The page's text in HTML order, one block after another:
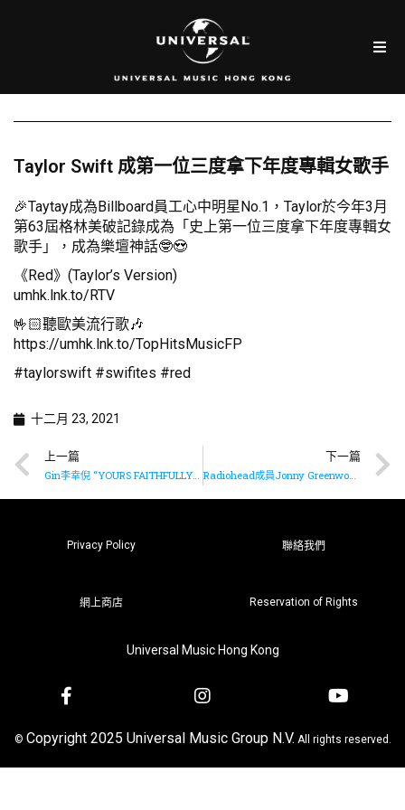
Taylor Swift 成第一位三度拿下年度專輯女歌手
🎉Taytay成為Billboard員工心中明星No.1，Taylor於今年3月
第63屆格林美破記錄成為「史上第一位三度拿下年度專輯女
歌手」，成為樂壇神話🤓😍
《Red》(Taylor’s Version)
umhk.lnk.to/RTV
🤟🏻聽歐美流行歌🎶
https://umhk.lnk.to/TopHitsMusicFP
#taylorswift #swifites #red
十二月 23, 2021
上一篇
Gin李幸倪 “YOURS FAITHFULLY” LIVE 音樂會跳舞精華
下一篇
Radiohead成員Jonny Greenwood為電影《史賓沙》製作音樂
Privacy Policy 聯絡我們
網上商店 Reservation of Rights
Universal Music Hong Kong
© Copyright 2025 Universal Music Group N.V. All rights reserved.